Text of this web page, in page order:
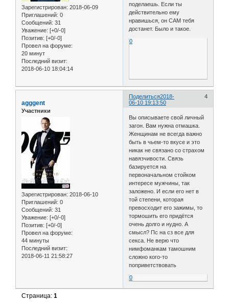
Зарегистрирован: 2018-06-09
Приглашений: 0
Сообщений: 31
Уважение: [+0/-0]
Позитив: [+0/-0]
Провел на форуме:
20 минут
Последний визит:
2018-06-10 18:04:14
поделаешь. Если ты
действительно ему
нравишься, он САМ тебя
достанет. Было и такое.
0
Поделиться 4
2018-
06-10 19:13:50
agggent
Участники
Зарегистрирован: 2018-06-10
Приглашений: 0
Сообщений: 31
Уважение: [+0/-0]
Позитив: [+0/-0]
Провел на форуме:
44 минуты
Последний визит:
2018-06-11 21:58:27
Вы описываете свой личный
загон. Вам нужна отмашка.
Женщинам не всегда важно
быть в чьем-то вкусе и это
никак не связано со страхом
навязчивости. Связь
базируется на
первоначальном стойком
интересе мужчины, так
заложено. И если его нет в
той степени, которая
превосходит его зажимы, то
тормошить его придётся
очень долго и нудно. А
смысл? Пс на сз все для
секса. Не верю что
нимфоманкам тамошним
сложно кого-то
поприветствовать
0
Страница:1